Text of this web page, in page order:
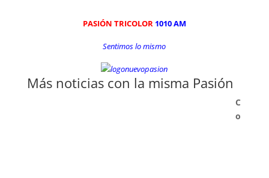
PASIÓN TRICOLOR 1010 AM
Sentimos lo mismo
Más noticias con la misma Pasión
C
o